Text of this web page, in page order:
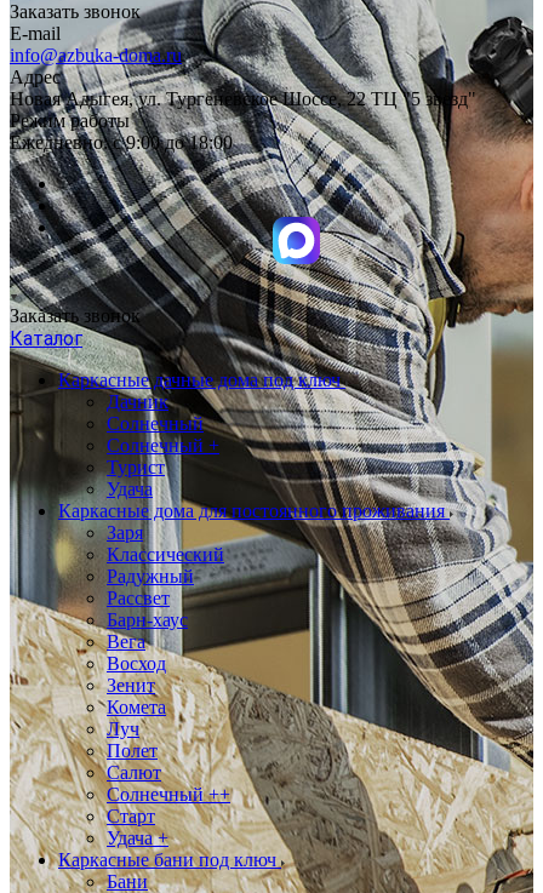
Заказать звонок
E-mail
info@azbuka-doma.ru
Адрес
Новая Адыгея, ул. Тургеневское Шоссе, 22 ТЦ "5 звезд"
Режим работы
Ежедневно: с 9:00 до 18:00
Заказать звонок
Каталог
Каркасные дачные дома под ключ
Дачник
Солнечный
Солнечный +
Турист
Удача
Каркасные дома для постоянного проживания
Заря
Классический
Радужный
Рассвет
Барн-хаус
Вега
Восход
Зенит
Комета
Луч
Полет
Салют
Солнечный ++
Старт
Удача +
Каркасные бани под ключ
Бани